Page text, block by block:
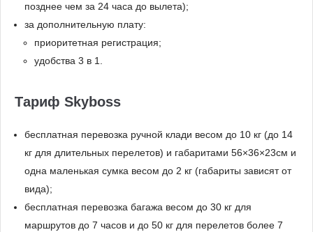
позднее чем за 24 часа до вылета);
за дополнительную плату:
приоритетная регистрация;
удобства 3 в 1.
Тариф Skyboss
бесплатная перевозка ручной клади весом до 10 кг (до 14
кг для длительных перелетов) и габаритами 56×36×23см и
одна маленькая сумка весом до 2 кг (габариты зависят от
вида);
бесплатная перевозка багажа весом до 30 кг для
маршрутов до 7 часов и до 50 кг для перелетов более 7